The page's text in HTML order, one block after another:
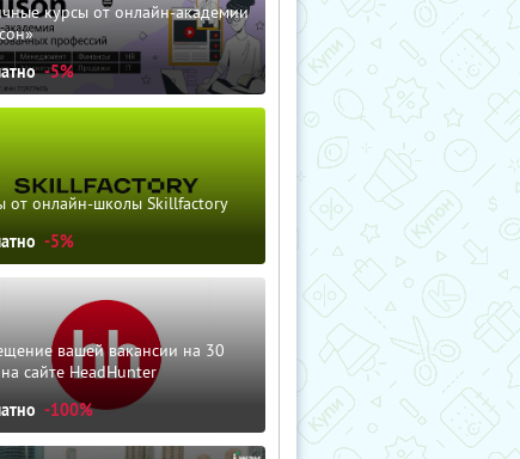
курсы от онлайн-академии
-5%
от онлайн-школы Skillfactory
-5%
вашей вакансии на 30
сайте HeadHunter
-100%